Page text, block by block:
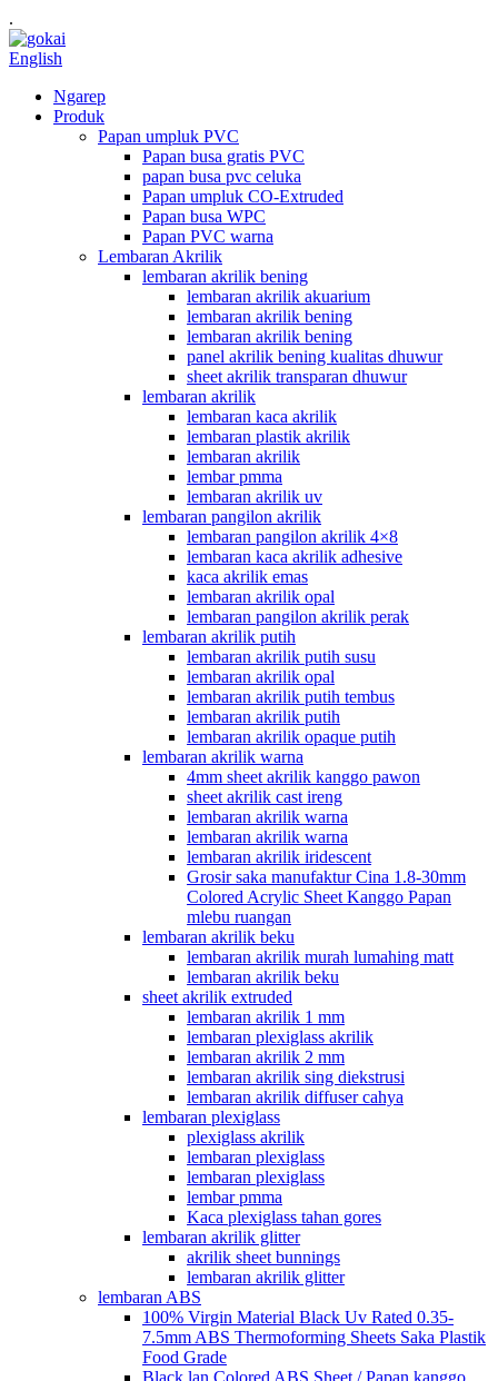
.
English
Ngarep
Produk
Papan umpluk PVC
Papan busa gratis PVC
papan busa pvc celuka
Papan umpluk CO-Extruded
Papan busa WPC
Papan PVC warna
Lembaran Akrilik
lembaran akrilik bening
lembaran akrilik akuarium
lembaran akrilik bening
lembaran akrilik bening
panel akrilik bening kualitas dhuwur
sheet akrilik transparan dhuwur
lembaran akrilik
lembaran kaca akrilik
lembaran plastik akrilik
lembaran akrilik
lembar pmma
lembaran akrilik uv
lembaran pangilon akrilik
lembaran pangilon akrilik 4×8
lembaran kaca akrilik adhesive
kaca akrilik emas
lembaran akrilik opal
lembaran pangilon akrilik perak
lembaran akrilik putih
lembaran akrilik putih susu
lembaran akrilik opal
lembaran akrilik putih tembus
lembaran akrilik putih
lembaran akrilik opaque putih
lembaran akrilik warna
4mm sheet akrilik kanggo pawon
sheet akrilik cast ireng
lembaran akrilik warna
lembaran akrilik warna
lembaran akrilik iridescent
Grosir saka manufaktur Cina 1.8-30mm
Colored Acrylic Sheet Kanggo Papan
mlebu ruangan
lembaran akrilik beku
lembaran akrilik murah lumahing matt
lembaran akrilik beku
sheet akrilik extruded
lembaran akrilik 1 mm
lembaran plexiglass akrilik
lembaran akrilik 2 mm
lembaran akrilik sing diekstrusi
lembaran akrilik diffuser cahya
lembaran plexiglass
plexiglass akrilik
lembaran plexiglass
lembaran plexiglass
lembar pmma
Kaca plexiglass tahan gores
lembaran akrilik glitter
akrilik sheet bunnings
lembaran akrilik glitter
lembaran ABS
100% Virgin Material Black Uv Rated 0.35-
7.5mm ABS Thermoforming Sheets Saka Plastik
Food Grade
Black lan Colored ABS Sheet / Papan kanggo